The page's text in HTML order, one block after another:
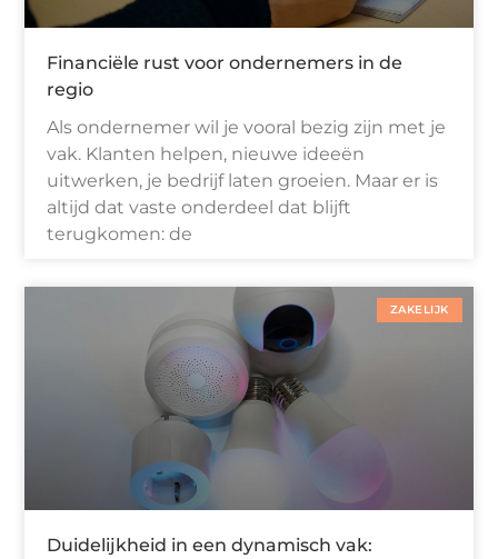
Financiële rust voor ondernemers in de
regio
Als ondernemer wil je vooral bezig zijn met je
vak. Klanten helpen, nieuwe ideeën
uitwerken, je bedrijf laten groeien. Maar er is
altijd dat vaste onderdeel dat blijft
terugkomen: de
ZAKELIJK
Duidelijkheid in een dynamisch vak: